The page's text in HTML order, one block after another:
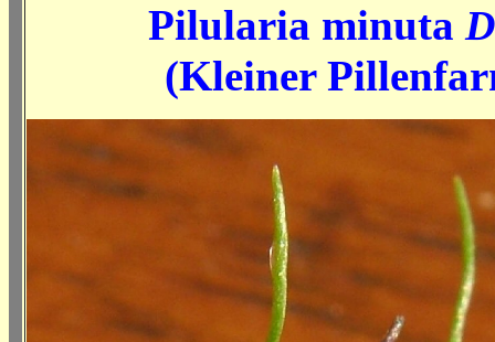
Pilularia minuta
(Kleiner